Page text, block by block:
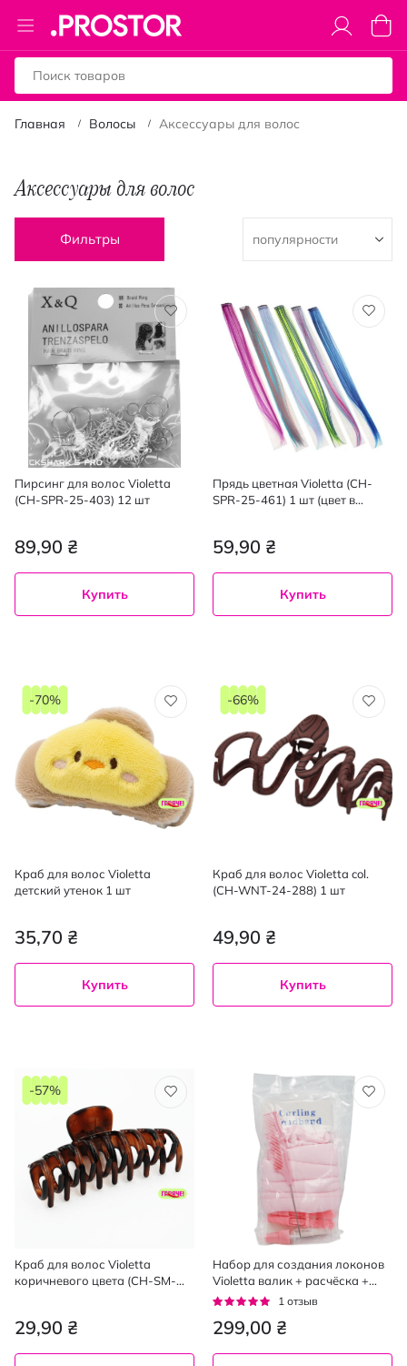
Toggle
Nav
Моя
Главная Волосы Аксессуары для волос
Аксессуары для волос
Фильтры
Пирсинг для волос Violetta
(CH-SPR-25-403) 12 шт
89,90 ₴
Купить
Прядь цветная Violetta (CH-
SPR-25-461) 1 шт (цвет в
59,90 ₴
Купить
Краб для волос Violetta
детский утенок 1 шт
35,70 ₴
-70%
Купить
Краб для волос Violetta col.
(CH-WNT-24-288) 1 шт
49,90 ₴
-66%
Купить
Краб для волос Violetta
коричневого цвета (CH-SM-
29,90 ₴
-57%
Набор для создания локонов
Violetta валик + расчёска +
ёмкость + 2 резинки + 2
Рейтинг:
1 отзыв
299,00 ₴